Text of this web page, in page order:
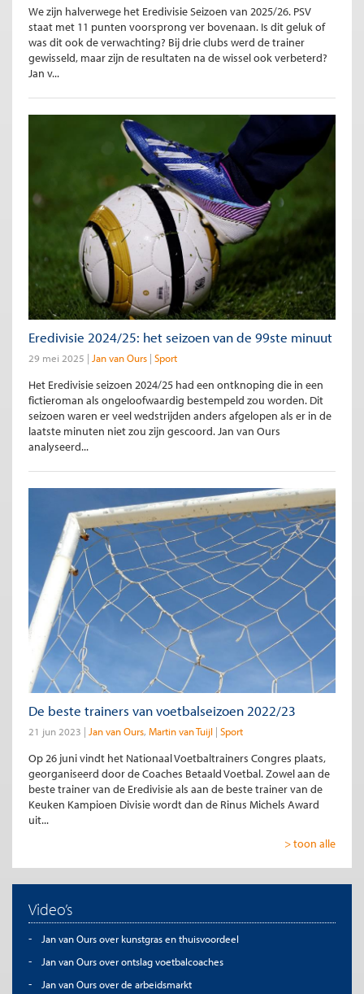
We zijn halverwege het Eredivisie Seizoen van 2025/26. PSV
staat met 11 punten voorsprong ver bovenaan. Is dit geluk of
was dit ook de verwachting? Bij drie clubs werd de trainer
gewisseld, maar zijn de resultaten na de wissel ook verbeterd?
Jan v...
Eredivisie 2024/25: het seizoen van de 99ste minuut
29 mei 2025 Jan van Ours Sport
Het Eredivisie seizoen 2024/25 had een ontknoping die in een
fictieroman als ongeloofwaardig bestempeld zou worden. Dit
seizoen waren er veel wedstrijden anders afgelopen als er in de
laatste minuten niet zou zijn gescoord. Jan van Ours
analyseerd...
De beste trainers van voetbalseizoen 2022/23
21 jun 2023 Jan van Ours Martin van Tuijl Sport
Op 26 juni vindt het Nationaal Voetbaltrainers Congres plaats,
georganiseerd door de Coaches Betaald Voetbal. Zowel aan de
beste trainer van de Eredivisie als aan de beste trainer van de
Keuken Kampioen Divisie wordt dan de Rinus Michels Award
uit...
> toon alle
Video’s
Jan van Ours over kunstgras en thuisvoordeel
Jan van Ours over ontslag voetbalcoaches
Jan van Ours over de arbeidsmarkt